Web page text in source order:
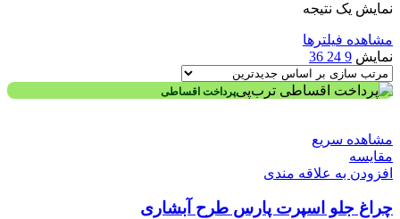
نمایش یک نتیجه
مشاهده فیلترها
نمایش 9
24
36
پرداخت اقساطی
مشاهده سریع
مقایسه
افزودن به علاقه مندی
چراغ جلو اسپرت پارس طرح آبشاری